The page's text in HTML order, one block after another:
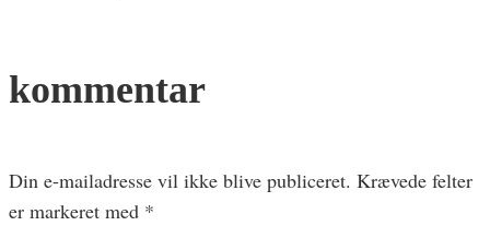
kommentar
Din e-mailadresse vil ikke blive publiceret. Krævede felter
er markeret med *